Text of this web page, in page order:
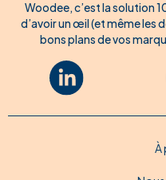
Woodee, c’est la solution
d’avoir un œil (et même les
bons plans de vos
À